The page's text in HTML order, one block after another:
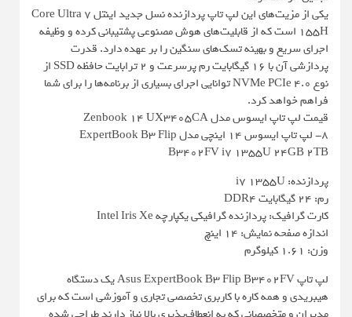
یکی از مزیت‌های این لپ تاپ پردازنده نسل جدید اینتل Core Ultra 7
155H است که از قابلیت‌های هوش مصنوعی پشتیبانی کرده و وظیفه
اجرای سریع و بهینه تسک‌های سنگین را بر عهده دارد. قدرت
پردازشی آن با 16 گیگابایت رم پرسرعت و 2 ترابایت حافظه SSD از
نوع NVMe PCIe 4.0 توانایی اجرای بسیاری از برنامه‌ها را برای شما
فراهم خواهد کرد.
قیمت لپ‌ تاپ ایسوس مدل Zenbook 14 UX3405CA
8- لپ‌ تاپ ا‌یسوس 14 اینچی مدل ExpertBook B3 Flip
B3402FV i7 1355U 24GB 2TB
پردازنده: i7 1355U
رم: 24 گیگابایت DDR4
کارت گرافیک: پردازنده گرافیکی یکپارچه Intel Iris Xe
اندازه صفحه نمایش: 14 اینچ
وزن: 1.61 کیلوگرم
لپ تاپ Asus ExpertBook B3 Flip B3402FV یک دستگاه
هیبریدی و همه کاره با کاربری تخصصی تجاری و آموزشی است که برای